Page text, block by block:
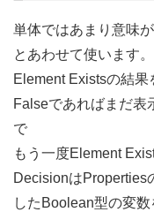
単体ではあまり意味
とあわせて使います。
Element Existsの結果
Falseであればまだ表
で
もう一度Element
DecisionはProperties
したBoolean型の変数